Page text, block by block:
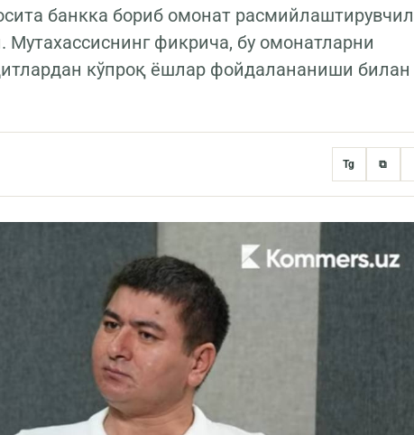
банкка бориб омонат
фикрича, бу омонатларни
кўпроқ ёшлар фойдалананиши билан
Tg ⧉